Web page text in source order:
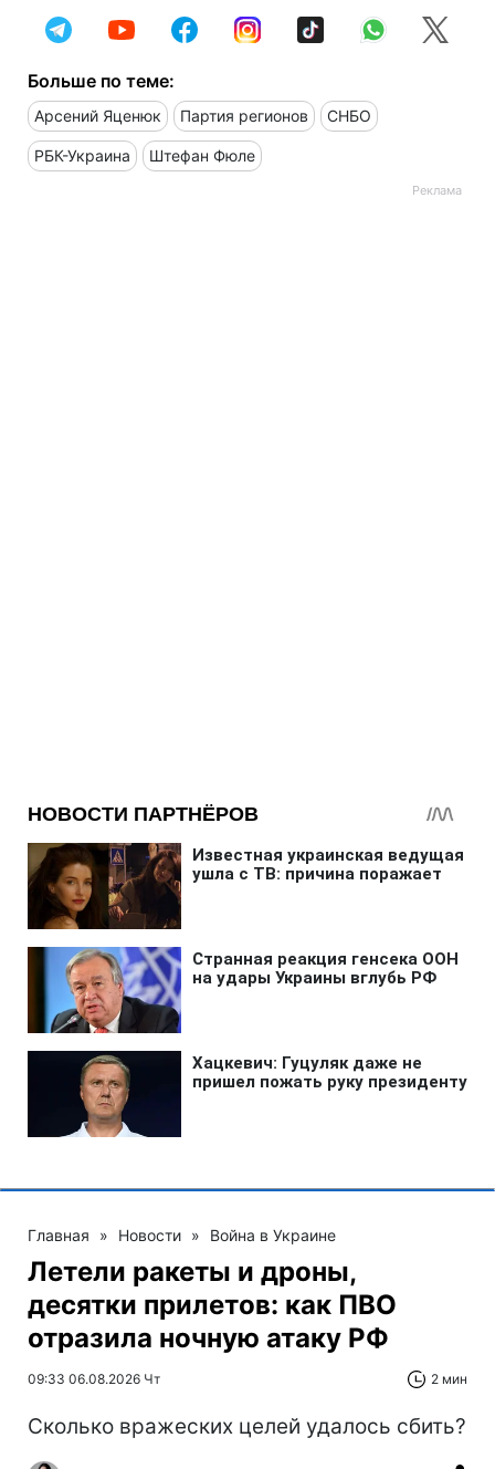
Больше по теме:
Арсений Яценюк Партия регионов СНБО
РБК-Украина Штефан Фюле
Главная » Новости » Война в Украине
Летели ракеты и дроны,
десятки прилетов: как ПВО
отразила ночную атаку РФ
09:33 06.08.2026 Чт 2 мин
Сколько вражеских целей удалось сбить?